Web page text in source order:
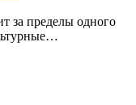
за пределы одного